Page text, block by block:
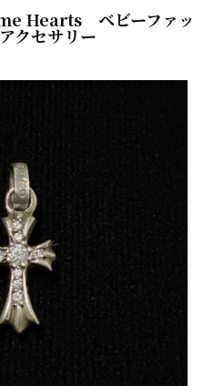
Hearts ベビーファッ
クセサリー